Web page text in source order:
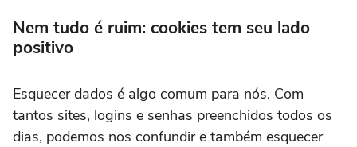
Nem tudo é ruim: cookies tem seu lado
positivo
Esquecer dados é algo comum para nós. Com
tantos sites, logins e senhas preenchidos todos os
dias, podemos nos confundir e também esquecer